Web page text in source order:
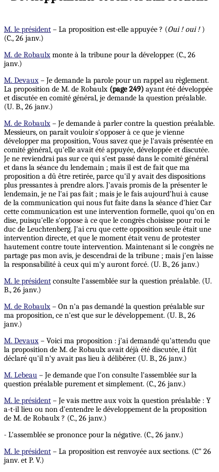
M. le président – La proposition est-elle appuyée ? (Oui ! oui !)
(C., 26 janv.)
M. de Robaulx monte à la tribune pour la développer. (C., 26
janv.)
M. Devaux – Je demande la parole pour un rappel au règlement.
La proposition de M. de Robaulx (page 249) ayant été développée
et discutée en comité général, je demande la question préalable.
(U. B., 26 janv.)
M. de Robaulx – Je demande à parler contre la question préalable.
Messieurs, on paraît vouloir s'opposer à ce que je vienne
développer ma proposition, Vous savez que je l'avais présentée en
comité général, qu'elle avait été appuyée, développée et discutée.
Je ne reviendrai pas sur ce qui s'est passé dans le comité général
et dans la séance du lendemain ; mais il est de fait que ma
proposition a dû être retirée, parce qu'il y avait des dispositions
plus pressantes à prendre alors. J'avais promis de la présenter le
lendemain, je ne l'ai pas fait ; mais je le fais aujourd'hui à cause
de la communication qui nous fut faite dans la séance d'hier. Car
cette communication est une intervention formelle, quoi qu'on en
dise, puisqu'elle s'oppose à ce que le congrès choisisse pour roi le
duc de Leuchtenberg. J'ai cru que cette opposition seule était une
intervention directe, et que le moment était venu de protester
hautement contre toute intervention. Maintenant si le congrès ne
partage pas mon avis, je descendrai de la tribune ; mais j'en laisse
la responsabilité à ceux qui m'y auront forcé. (U. B., 26 janv.)
M. le président consulte l'assemblée sur la question préalable. (U.
B., 26 janv.)
M. de Robaulx – On n'a pas demandé la question préalable sur
ma proposition, ce n'est que sur le développement. (U. B., 26
janv.)
M. Devaux – Voici ma proposition : j'ai demandé qu'attendu que
la proposition de M. de Robaulx avait déjà été discutée, il fût
déclaré qu'il n'y avait pas lieu à délibérer. (U. B., 26 janv.)
M. Lebeau – Je demande que l'on consulte l'assemblée sur la
question préalable purement et simplement. (C., 26 janv.)
M. le président – Je vais mettre aux voix la question préalable : Y
a-t-il lieu ou non d'entendre le développement de la proposition
de M. de Robaulx ? (C., 26 janv.)
- L'assemblée se prononce pour la négative. (C., 26 janv.)
M. le président – La proposition est renvoyée aux sections. (C" 26
janv. et P. V.)